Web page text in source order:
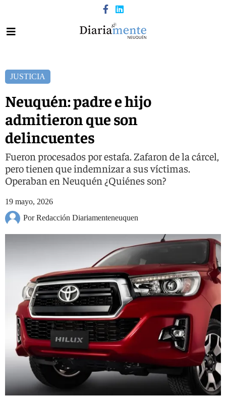
JUSTICIA
Neuquén: padre e hijo
admitieron que son
delincuentes
Fueron procesados por estafa. Zafaron de la cárcel,
pero tienen que indemnizar a sus víctimas.
Operaban en Neuquén ¿Quiénes son?
19 mayo, 2026
Por Redacción Diariamenteneuquen